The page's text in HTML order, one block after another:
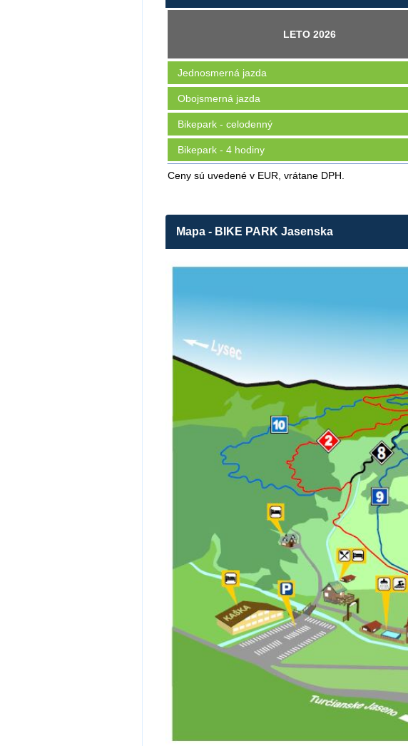
LETO 2026
Ceny sú uvedené v EUR, vrátane DPH.
Jednosmerná jazda
Obojsmerná jazda
Bikepark - celodenný
Bikepark - 4 hodiny
Mapa - BIKE PARK Jasenska